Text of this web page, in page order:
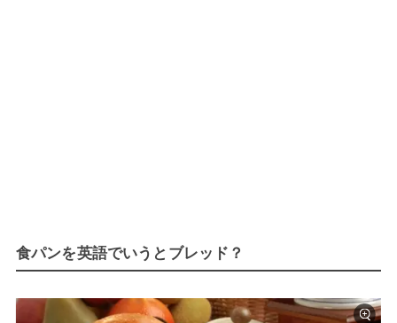
食パンを英語でいうとブレッド？